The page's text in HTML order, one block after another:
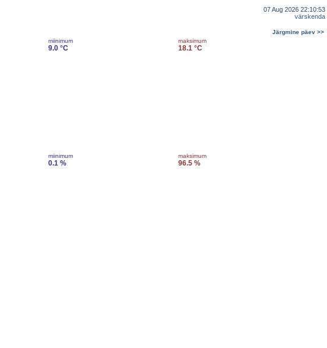
07 Aug 2026 22:10:53
värskenda
Järgmine päev >>
miinimum
9.0 °C
maksimum
18.1 °C
miinimum
0.1 %
maksimum
96.5 %